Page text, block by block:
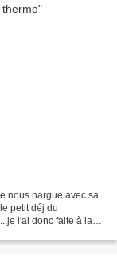
nous nargue avec sa
petit déj du
l'ai donc faite à la